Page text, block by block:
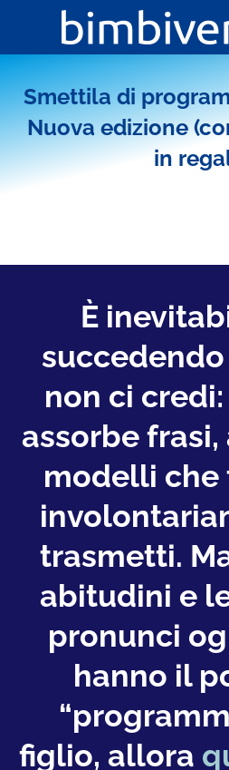
Smettila di
Nuova edizione
in
È
non ci
assorbe
modelli che
trasmetti.
abitudini e
pronunci
hanno il
figlio, allora